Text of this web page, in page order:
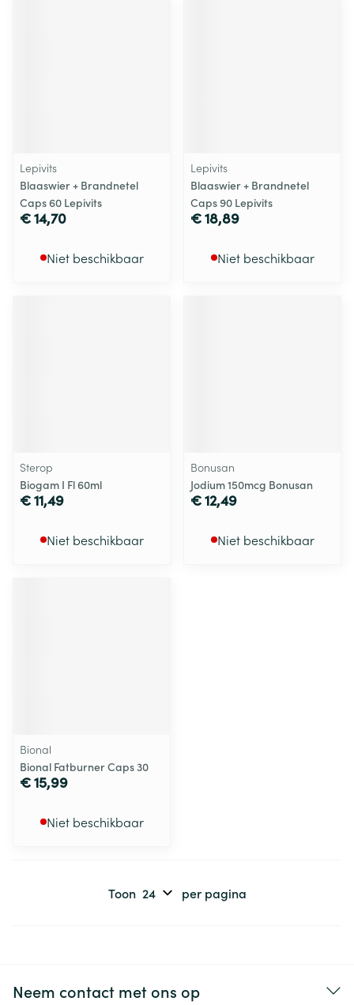
Lepivits
Blaaswier + Brandnetel
Caps 60 Lepivits
€ 14,70
Niet beschikbaar
Lepivits
Blaaswier + Brandnetel
Caps 90 Lepivits
€ 18,89
Niet beschikbaar
Sterop
Biogam I Fl 60ml
€ 11,49
Niet beschikbaar
Bonusan
Jodium 150mcg Bonusan
€ 12,49
Niet beschikbaar
Bional
Bional Fatburner Caps 30
€ 15,99
Niet beschikbaar
Toon per pagina
Neem contact met ons op